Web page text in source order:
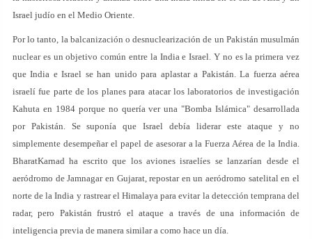
Israel judío en el Medio Oriente.
Por lo tanto, la balcanización o desnuclearización de un Pakistán musulmán
nuclear es un objetivo común entre la India e Israel. Y no es la primera vez
que India e Israel se han unido para aplastar a Pakistán. La fuerza aérea
israelí fue parte de los planes para atacar los laboratorios de investigación
Kahuta en 1984 porque no quería ver una "Bomba Islámica" desarrollada
por Pakistán. Se suponía que Israel debía liderar este ataque y no
simplemente desempeñar el papel de asesorar a la Fuerza Aérea de la India.
BharatKarnad ha escrito que los aviones israelíes se lanzarían desde el
aeródromo de Jamnagar en Gujarat, repostar en un aeródromo satelital en el
norte de la India y rastrear el Himalaya para evitar la detección temprana del
radar, pero Pakistán frustró el ataque a través de una información de
inteligencia previa de manera similar a como hace un día.